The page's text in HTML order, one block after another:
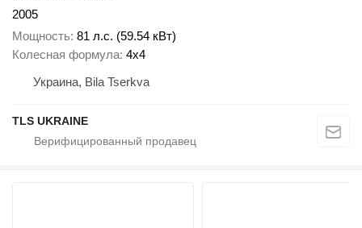
2005
Мощность 81 л.с. (59.54 кВт)
Колесная формула 4x4
Украина, Bila Tserkva
TLS UKRAINE